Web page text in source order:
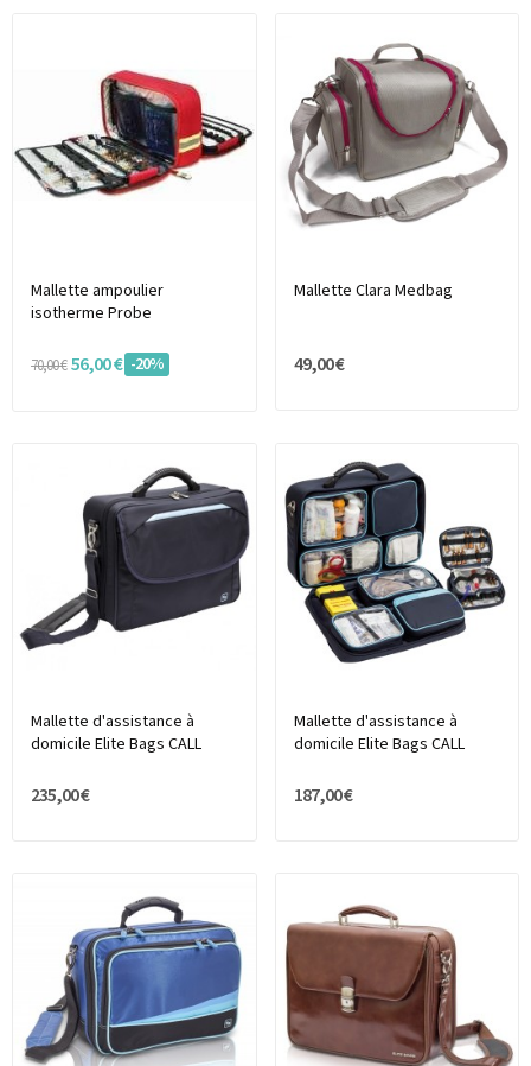
Mallette ampoulier
isotherme Probe
70,00 € 56,00 € -20%
Mallette Clara Medbag
49,00 €
Mallette d'assistance à
domicile Elite Bags CALL
235,00 €
Mallette d'assistance à
domicile Elite Bags CALL
187,00 €